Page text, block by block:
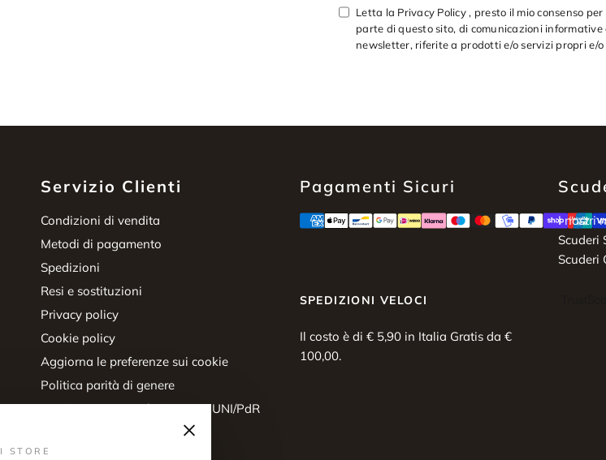
Letta la Privacy Policy , presto il mio consenso per
parte di questo sito, di comunicazioni informative
newsletter, riferite a prodotti e/o servizi propri e/o
Servizio Clienti
Condizioni di vendita
Metodi di pagamento
Spedizioni
Resi e sostituzioni
Privacy policy
Cookie policy
Aggiorna le preferenze sui cookie
Politica parità di genere
Certificazione parità di genere UNI/PdR
Diritto di recesso
Pagamenti Sicuri
SPEDIZIONI VELOCI
Il costo è di € 5,90 in Italia Gratis da €
100,00.
I nostri
Scuderi
Scuderi
×
STORE